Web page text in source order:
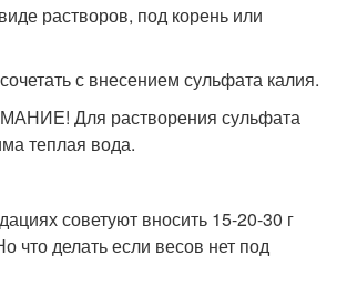
растворов, под корень или
с внесением сульфата калия.
Для растворения сульфата
теплая вода.
советуют вносить 15-20-30 г
что делать если весов нет под